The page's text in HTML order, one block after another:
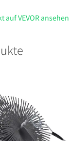
VEVOR ansehen